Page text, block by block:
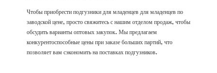
Чтобы приобрести подгузники для младенцев для младенцев по
заводской цене, просто свяжитесь с нашим отделом продаж, чтобы
обсудить варианты оптовых закупок. Мы предлагаем
конкурентоспособные цены при заказе больших партий, что
позволяет вам сэкономить на поставках подгузников.